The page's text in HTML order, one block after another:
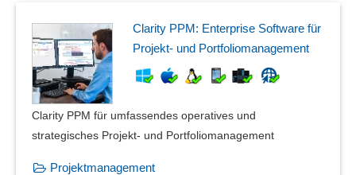
Prozessverfolgung
Regelbasierte Ausnahmebehandlung
Robotic Process Automation (RPA)
Sendungsverarbeitung
Separate Arbeitsumgebungen
SOLL-IST-Prozesse
Start der Roboter
Clarity PPM: Enterprise Software für
Projekt- und Portfoliomanagement
Clarity PPM für umfassendes operatives und
strategisches Projekt- und Portfoliomanagement
Projektmanagement